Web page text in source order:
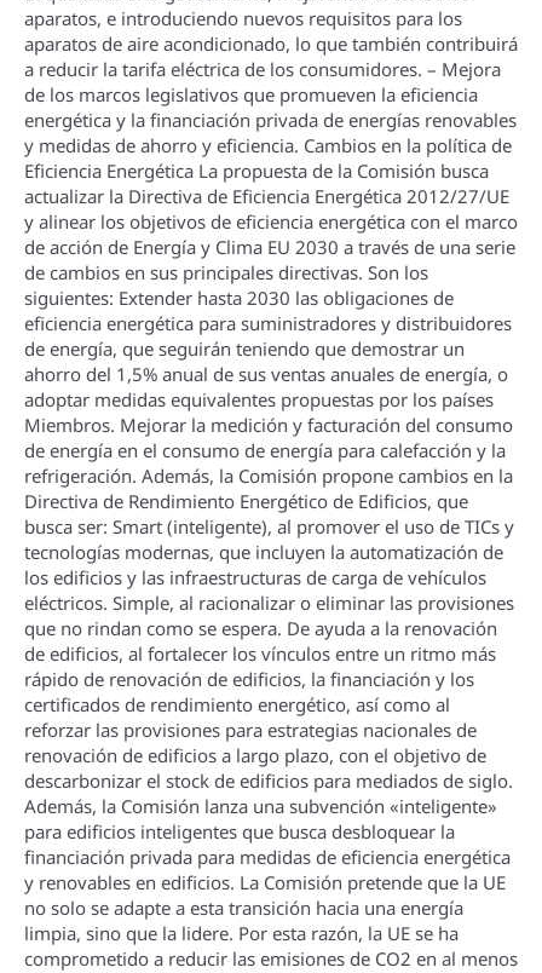
aparatos, e introduciendo nuevos requisitos para los
aparatos de aire acondicionado, lo que también contribuirá
a reducir la tarifa eléctrica de los consumidores. – Mejora
de los marcos legislativos que promueven la eficiencia
energética y la financiación privada de energí­as renovables
y medidas de ahorro y eficiencia. Cambios en la polí­tica de
Eficiencia Energética La propuesta de la Comisión busca
actualizar la Directiva de Eficiencia Energética 2012/27/UE
y alinear los objetivos de eficiencia energética con el marco
de acción de Energí­a y Clima EU 2030 a través de una serie
de cambios en sus principales directivas. Son los
siguientes: Extender hasta 2030 las obligaciones de
eficiencia energética para suministradores y distribuidores
de energí­a, que seguirán teniendo que demostrar un
ahorro del 1,5% anual de sus ventas anuales de energí­a, o
adoptar medidas equivalentes propuestas por los paí­ses
Miembros. Mejorar la medición y facturación del consumo
de energí­a en el consumo de energí­a para calefacción y la
refrigeración. Además, la Comisión propone cambios en la
Directiva de Rendimiento Energético de Edificios, que
busca ser: Smart (inteligente), al promover el uso de TICs y
tecnologí­as modernas, que incluyen la automatización de
los edificios y las infraestructuras de carga de vehí­culos
eléctricos. Simple, al racionalizar o eliminar las provisiones
que no rindan como se espera. De ayuda a la renovación
de edificios, al fortalecer los ví­nculos entre un ritmo más
rápido de renovación de edificios, la financiación y los
certificados de rendimiento energético, así­ como al
reforzar las provisiones para estrategias nacionales de
renovación de edificios a largo plazo, con el objetivo de
descarbonizar el stock de edificios para mediados de siglo.
Además, la Comisión lanza una subvención «inteligente»
para edificios inteligentes que busca desbloquear la
financiación privada para medidas de eficiencia energética
y renovables en edificios. La Comisión pretende que la UE
no solo se adapte a esta transición hacia una energí­a
limpia, sino que la lidere. Por esta razón, la UE se ha
comprometido a reducir las emisiones de CO2 en al menos